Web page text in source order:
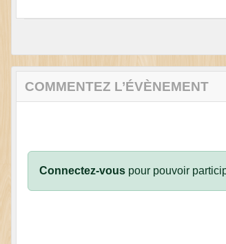
COMMENTEZ L’ÉVÈNEMENT
Connectez-vous pour pouvoir